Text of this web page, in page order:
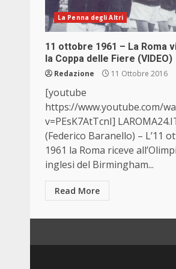
La Penna degli Altri
11 ottobre 1961 – La Roma
la Coppa delle Fiere (VIDEO)
Redazione 11 Ottobre 2016
[youtube
https://www.youtube.com/
v=PEsK7AtTcnI]
(Federico Baranello) – L’11
1961 la Roma riceve
inglesi del Birmingham...
Read More